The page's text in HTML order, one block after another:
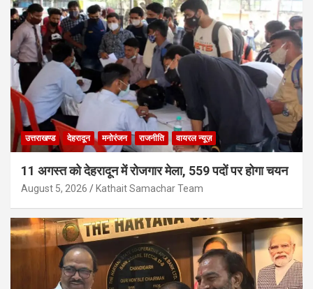
उत्तराखण्ड देहरादून मनोरंजन राजनीति वायरल न्यूज़
11 अगस्त को देहरादून में रोजगार मेला, 559 पदों पर होगा चयन
August 5, 2026 Kathait Samachar Team